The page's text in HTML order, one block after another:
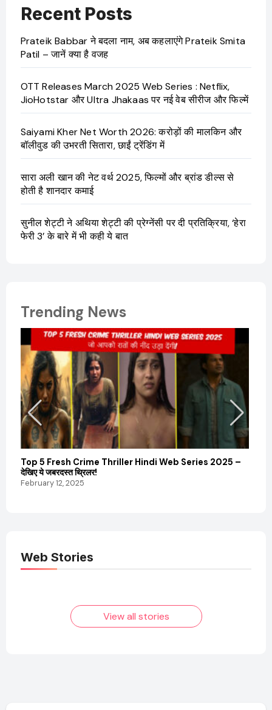
Recent Posts
Prateik Babbar ने बदला नाम, अब कहलाएंगे Prateik Smita
Patil – जानें क्या है वजह
OTT Releases March 2025 Web Series : Netflix,
JioHotstar और Ultra Jhakaas पर नई वेब सीरीज और फिल्में
Saiyami Kher Net Worth 2026: करोड़ों की मालकिन और
बॉलीवुड की उभरती सितारा, छाईं ट्रेंडिंग में
सारा अली खान की नेट वर्थ 2025, फिल्मों और ब्रांड डील्स से
होती है शानदार कमाई
सुनील शेट्टी ने अथिया शेट्टी की प्रेग्नेंसी पर दी प्रतिक्रिया, ‘हेरा
फेरी 3’ के बारे में भी कही ये बात
Trending News
Top 5 Fresh Crime Thriller Hindi Web Series 2025 –
देखिए ये जबरदस्त थ्रिलर!
February 12, 2025
Web Stories
Elvish Yadav: एक
आम लड़के से यूट्यूबर
फिल्मों का जादू और उनका
View all stories